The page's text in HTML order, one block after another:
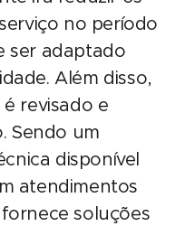
no período
ser adaptado
Além disso,
revisado e
Sendo um
disponível
atendimentos
fornece soluções